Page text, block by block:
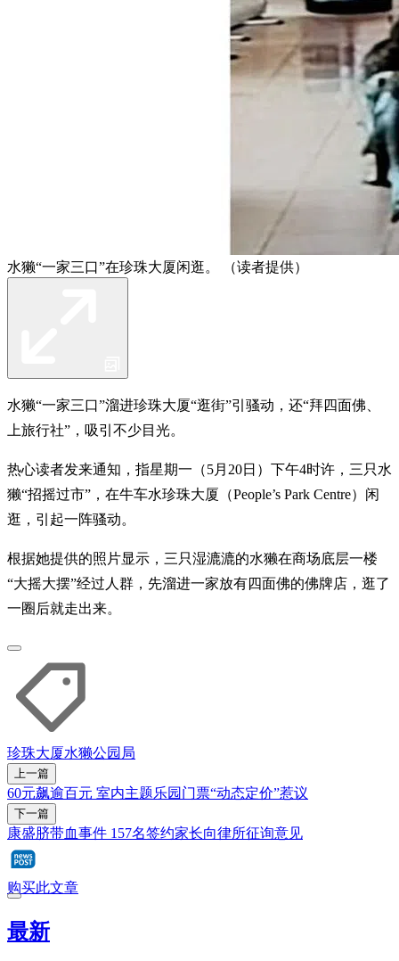
水獭“一家三口”在珍珠大厦闲逛。 （读者提供）
水獭“一家三口”溜进珍珠大厦“逛街”引骚动，还“拜四面佛、
上旅行社”，吸引不少目光。
热心读者发来通知，指星期一（5月20日）下午4时许，三只水
獭“招摇过市”，在牛车水珍珠大厦（People’s Park Centre）闲
逛，引起一阵骚动。
根据她提供的照片显示，三只湿漉漉的水獭在商场底层一楼
“大摇大摆”经过人群，先溜进一家放有四面佛的佛牌店，逛了
一圈后就走出来。
珍珠大厦水獭公园局
上一篇
60元飙逾百元 室内主题乐园门票“动态定价”惹议
下一篇
康盛脐带血事件 157名签约家长向律所征询意见
购买此文章
最新